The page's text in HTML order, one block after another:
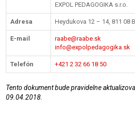
EXPOL PEDAGOGIKA s.r.o.
Adresa Heydukova 12 – 14, 811 08
E-mail
raabe@raabe.sk
info@expolpedagogika.sk
Telefón +421 2 32 66 18 50
Tento dokument bude pravidelne
09.04.2018.